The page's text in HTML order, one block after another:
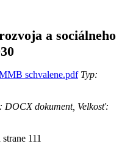
a sociálneho
schvalene.pdfTyp:
DOCX dokument, Velkosť:
111